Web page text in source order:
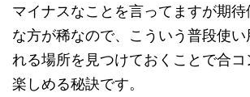
マイナスなことを言ってますが期
な方が稀なので、こういう普段使
れる場所を見つけておくことで合コ
楽しめる秘訣です。